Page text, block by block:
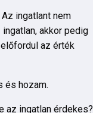
ingatlant nem
akkor pedig
az érték
és hozam.
az ingatlan érdekes?